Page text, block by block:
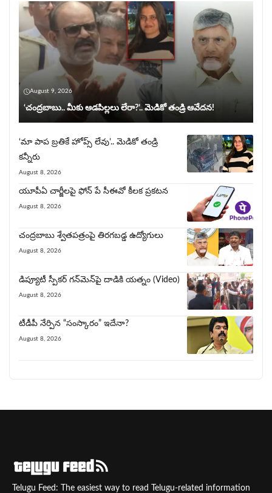
August 9, 2026
‘చంద్రబాబు.. మీకు ఆడపిల్లలు లేరా?’.. మెడికో తండ్రి ఆవేదన!
‘మా పాప బ్రతికే హోప్స్ లేవు’.. మెడికో తండ్రి
కన్నీరు
August 8, 2026
యూపీఏ చార్జీల‌పై ఫోన్ పే సీఈవో కీల‌క ప్ర‌క‌ట‌న‌
August 8, 2026
చంద్రబాబు శ్వేతపత్రంపై తిర‌గ‌బ‌డ్డ ఉద్యోగులు
August 8, 2026
డిప్యూటీ స్పీకర్ గన్‌మెన్‌పై దాడికి య‌త్నం (Video)
August 8, 2026
టీడీపీ నేర్పిన‌ “సంస్కారం” ఇదేనా?
August 8, 2026
Telugu Feed: The easiest way to read Telugu-related information